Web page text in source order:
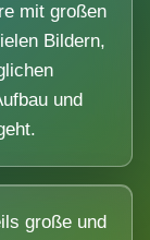
mit großen
Bildern,
und
große und